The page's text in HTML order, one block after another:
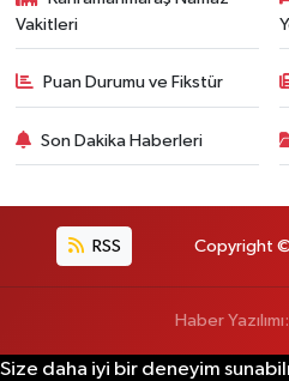
Vakitleri
Puan Durumu ve Fikstür
Son Dakika Haberleri
RSS Copyright ©
Haber Yazılımı:
Size daha iyi bir deneyim